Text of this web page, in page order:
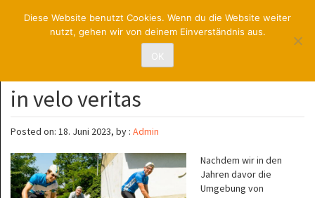
RadsportUNION
St. Pölten
in velo veritas
Posted on: 18. Juni 2023, by : Admin
Nachdem wir in den
Jahren davor die
Umgebung von
Diese Website benutzt Cookies. Wenn du die Website weiter
nutzt, gehen wir von deinem Einverständnis aus.
OK